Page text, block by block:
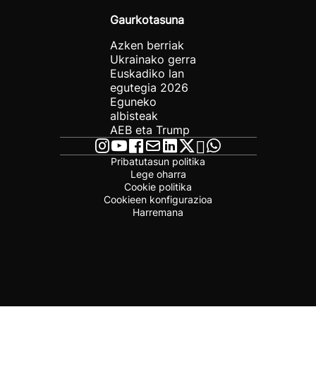
Gaurkotasuna
Azken berriak
Ukrainako gerra
Euskadiko lan
egutegia 2026
Eguneko
albisteak
AEB eta Trump
Pribatutasun politika
Lege oharra
Cookie politika
Cookieen konfigurazioa
Harremana